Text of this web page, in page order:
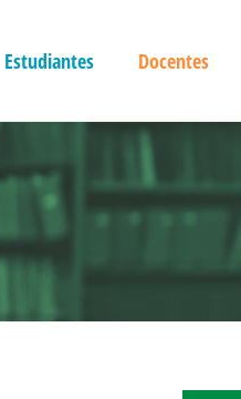
Estudiantes Docentes